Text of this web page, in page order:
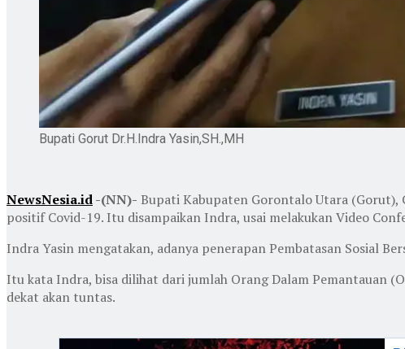
Bupati Gorut Dr.H.Indra Yasin,SH.,MH
NewsNesia.id-(NN)- Bupati Kabupaten Gorontalo Utara (Gorut),
positif Covid-19. Itu disampaikan Indra, usai melakukan Video
Indra Yasin mengatakan, adanya penerapan Pembatasan Sosial
Itu kata Indra, bisa dilihat dari jumlah Orang Dalam Pemantauan
dekat akan tuntas.